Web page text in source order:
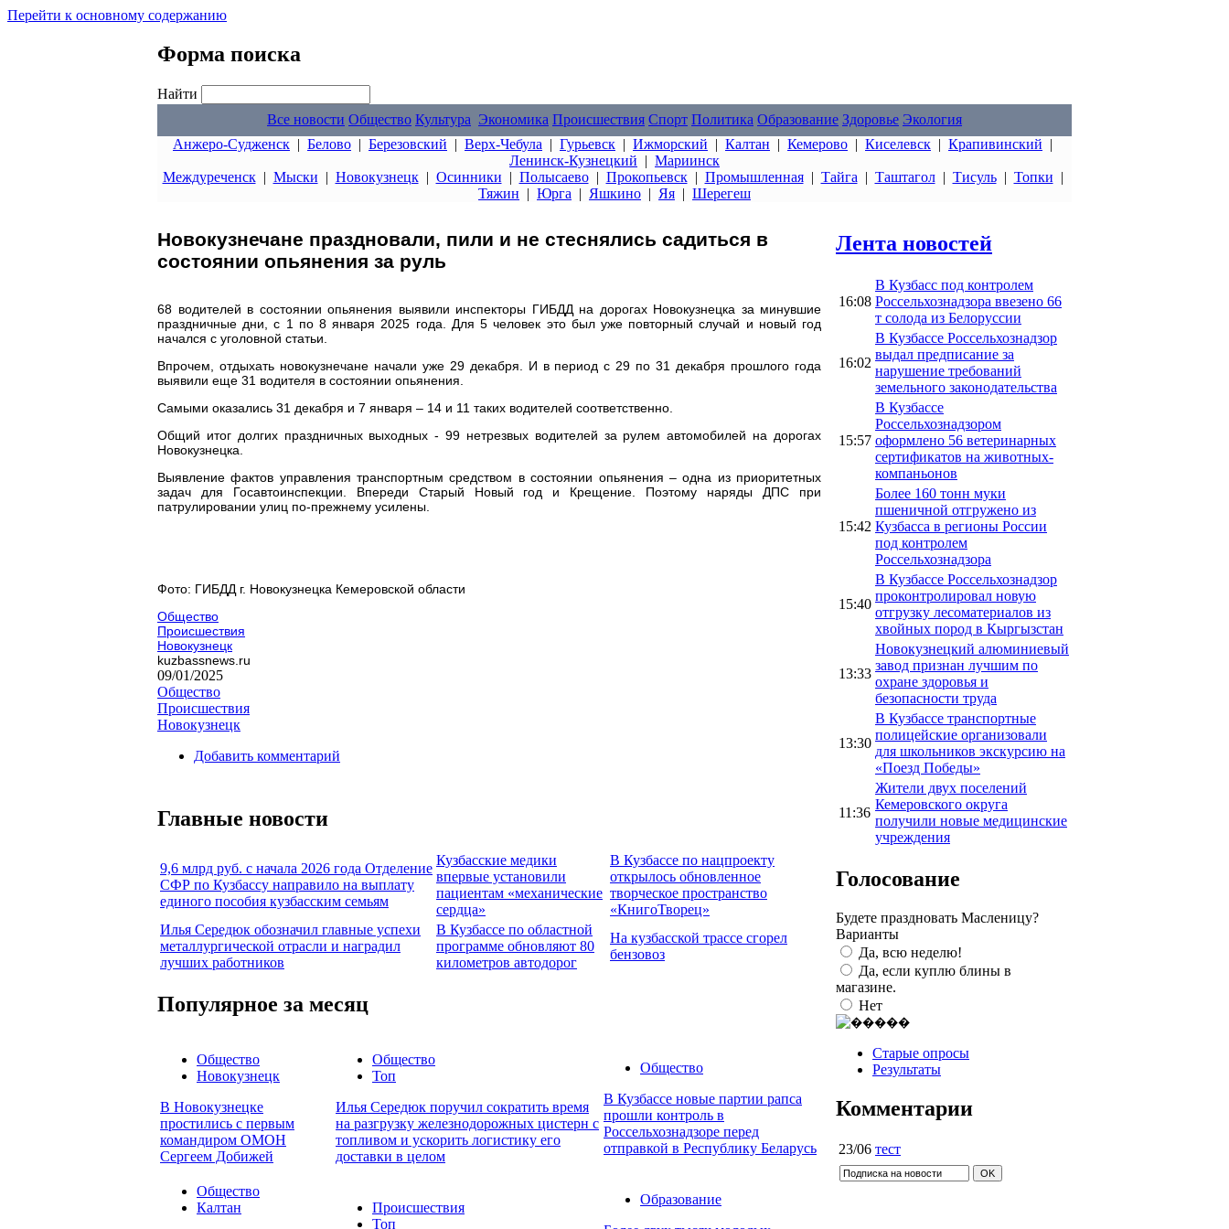
Перейти к основному содержанию
Форма поиска
Найти
Все новости Общество Культура Экономика Происшествия Спорт Политика Образование Здоровье Экология
Анжеро-Судженск | Белово | Березовский | Верх-Чебула | Гурьевск | Ижморский | Калтан | Кемерово | Киселевск | Крапивинский |
Ленинск-Кузнецкий | Мариинск
Междуреченск| Мыски | Новокузнецк| Осинники | Полысаево| Прокопьевск| Промышленная| Тайга | Таштагол| Тисуль| Топки |
Тяжин | Юрга | Яшкино | Яя | Шерегеш
Новокузнечане праздновали, пили и не стеснялись садиться в
состоянии опьянения за руль
68 водителей в состоянии опьянения выявили инспекторы ГИБДД на дорогах Новокузнецка за минувшие
праздничные дни, с 1 по 8 января 2025 года. Для 5 человек это был уже повторный случай и новый год
начался с уголовной статьи.
Впрочем, отдыхать новокузнечане начали уже 29 декабря. И в период с 29 по 31 декабря прошлого года
выявили еще 31 водителя в состоянии опьянения.
Самыми оказались 31 декабря и 7 января – 14 и 11 таких водителей соответственно.
Общий итог долгих праздничных выходных - 99 нетрезвых водителей за рулем автомобилей на дорогах
Новокузнецка.
Выявление фактов управления транспортным средством в состоянии опьянения – одна из приоритетных
задач для Госавтоинспекции. Впереди Старый Новый год и Крещение. Поэтому наряды ДПС при
патрулировании улиц по-прежнему усилены.
Фото: ГИБДД г. Новокузнецка Кемеровской области
Общество
Происшествия
Новокузнецк
kuzbassnews.ru
09/01/2025
Общество
Происшествия
Новокузнецк
Добавить комментарий
Главные новости
9,6 млрд руб. с начала 2026 года Отделение
СФР по Кузбассу направило на выплату
единого пособия кузбасским семьям
Кузбасские медики
впервые установили
пациентам «механические
сердца»
В Кузбассе по нацпроекту
открылось обновленное
творческое пространство
«КнигоТворец»
Илья Середюк обозначил главные успехи
металлургической отрасли и наградил
лучших работников
В Кузбассе по областной
программе обновляют 80
километров автодорог
На кузбасской трассе сгорел
бензовоз
Популярное за месяц
Общество
Новокузнецк
В Новокузнецке
простились с первым
командиром ОМОН
Сергеем Добижей
Общество
Топ
Илья Середюк поручил сократить время
на разгрузку железнодорожных цистерн с
топливом и ускорить логистику его
доставки в целом
Общество
В Кузбассе новые партии рапса
прошли контроль в
Россельхознадзоре перед
отправкой в Республику Беларусь
Общество
Калтан
Происшествия
Топ
Образование
Лента новостей
16:08
В Кузбасс под контролем
Россельхознадзора ввезено 66
т солода из Белоруссии
16:02
В Кузбассе Россельхознадзор
выдал предписание за
нарушение требований
земельного законодательства
15:57
В Кузбассе
Россельхознадзором
оформлено 56 ветеринарных
сертификатов на животных-
компаньонов
15:42
Более 160 тонн муки
пшеничной отгружено из
Кузбасса в регионы России
под контролем
Россельхознадзора
15:40
В Кузбассе Россельхознадзор
проконтролировал новую
отгрузку лесоматериалов из
хвойных пород в Кыргызстан
13:33
Новокузнецкий алюминиевый
завод признан лучшим по
охране здоровья и
безопасности труда
13:30
В Кузбассе транспортные
полицейские организовали
для школьников экскурсию на
«Поезд Победы»
11:36
Жители двух поселений
Кемеровского округа
получили новые медицинские
учреждения
Голосование
Будете праздновать Масленицу?
Варианты
Да, всю неделю!
Да, если куплю блины в
магазине.
Нет
Старые опросы
Результаты
Комментарии
23/06 тест